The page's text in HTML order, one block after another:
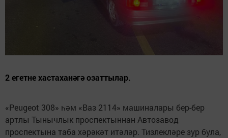
2 егетне хастаханәгә озаттылар.
«Peugeot 308» һәм «Ваз 2114» машиналары бер-бер
артлы Тынычлык проспектыннан Автозавод
проспектына таба хәрәкәт итәләр. Тизлекләре зур була,